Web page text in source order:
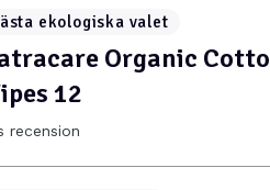
ekologiska valet
Organic
12
recension